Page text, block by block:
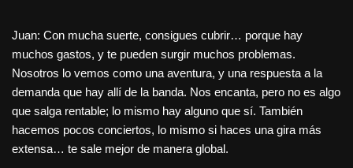
Juan: Con mucha suerte, consigues cubrir… porque hay
muchos gastos, y te pueden surgir muchos problemas.
Nosotros lo vemos como una aventura, y una respuesta a la
demanda que hay allí de la banda. Nos encanta, pero no es algo
que salga rentable; lo mismo hay alguno que sí. También
hacemos pocos conciertos, lo mismo si haces una gira más
extensa… te sale mejor de manera global.